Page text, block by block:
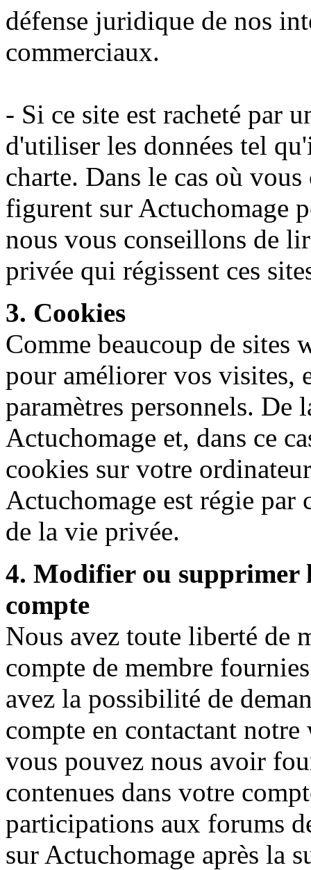
défense juridique de nos
commerciaux.
- Si ce site est racheté par
d'utiliser les données tel
charte. Dans le cas où
figurent sur Actuchomage
nous vous conseillons de
privée qui régissent ces
3. Cookies
Comme beaucoup de sites
pour améliorer vos visites,
paramètres personnels.
Actuchomage et, dans ce
cookies sur votre
Actuchomage est régie par
de la vie privée.
4. Modifier ou supprimer
compte
Nous avez toute liberté de
compte de membre
avez la possibilité de
compte en contactant notre
vous pouvez nous avoir
contenues dans votre
participations aux forums
sur Actuchomage après la